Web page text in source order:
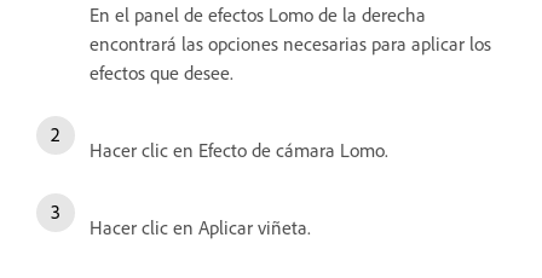
En el panel de efectos Lomo de la derecha
encontrará las opciones necesarias para aplicar los
efectos que desee.
Hacer clic en Efecto de cámara Lomo.
Hacer clic en Aplicar viñeta.